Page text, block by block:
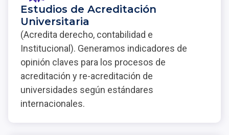
Estudios de Acreditación
Universitaria
(Acredita derecho, contabilidad e
Institucional). Generamos indicadores de
opinión claves para los procesos de
acreditación y re-acreditación de
universidades según estándares
internacionales.